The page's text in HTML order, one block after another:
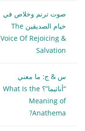
صوت ترنم وخلاص في
خيام الصديقين The
Voice Of Rejoicing &
Salvation
س & ج: ما معني
“أناثيما”؟ What Is the
Meaning of
Anathema?